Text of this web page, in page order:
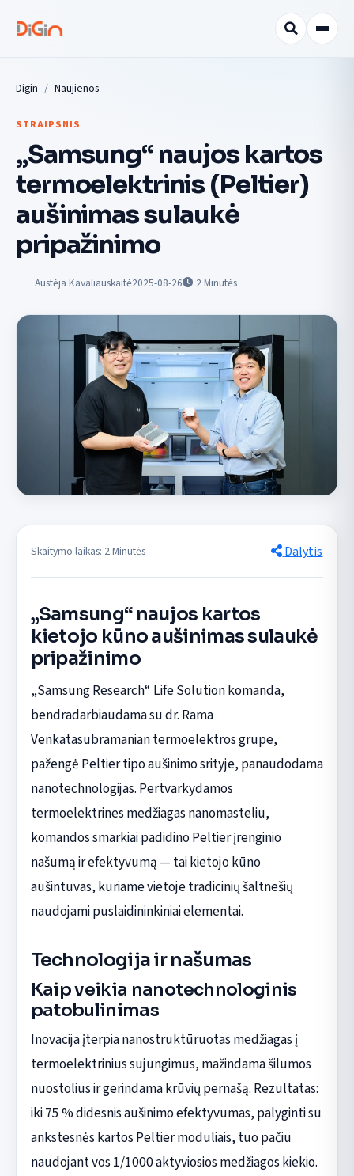
Digin Naujienos
STRAIPSNIS
„Samsung“ naujos kartos
termoelektrinis (Peltier)
aušinimas sulaukė
pripažinimo
Austėja Kavaliauskaitė2025-08-26 2Minutės
Skaitymo laikas: 2 Minutės Dalytis
„Samsung“ naujos kartos
kietojo kūno aušinimas sulaukė
pripažinimo
„Samsung Research“ Life Solution komanda,
bendradarbiaudama su dr. Rama
Venkatasubramanian termoelektros grupe,
pažengė Peltier tipo aušinimo srityje, panaudodama
nanotechnologijas. Pertvarkydamos
termoelektrines medžiagas nanomasteliu,
komandos smarkiai padidino Peltier įrenginio
našumą ir efektyvumą — tai kietojo kūno
aušintuvas, kuriame vietoje tradicinių šaltnešių
naudojami puslaidininkiniai elementai.
Technologija ir našumas
Kaip veikia nanotechnologinis
patobulinimas
Inovacija įterpia nanostruktūruotas medžiagas į
termoelektrinius sujungimus, mažindama šilumos
nuostolius ir gerindama krūvių pernašą. Rezultatas:
iki 75 % didesnis aušinimo efektyvumas, palyginti su
ankstesnės kartos Peltier moduliais, tuo pačiu
naudojant vos 1/1000 aktyviosios medžiagos kiekio.